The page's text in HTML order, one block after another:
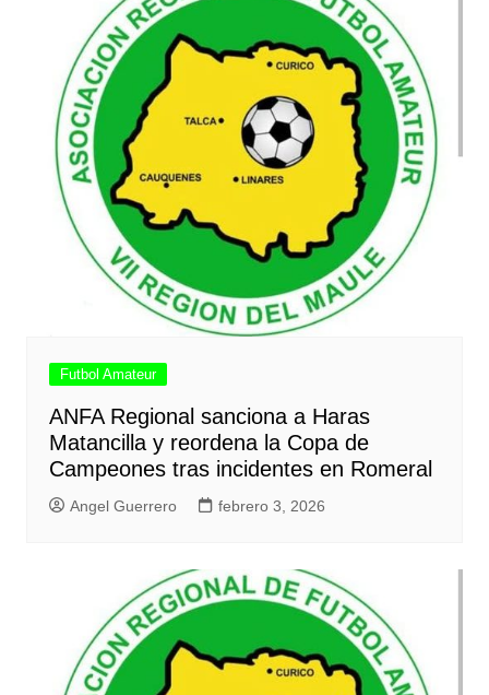
Futbol Amateur
ANFA Regional sanciona a Haras
Matancilla y reordena la Copa de
Campeones tras incidentes en Romeral
Angel Guerrero febrero 3, 2026